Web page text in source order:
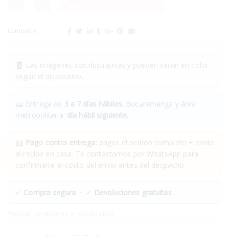
Compartir:
Entrega de 3 a 7 días hábiles. Bucaramanga y área
metropolitana: día hábil siguiente.
Pago contra entrega: pagas el pedido completo + envío
al recibir en casa. Te contactamos por WhatsApp para
confirmarte el costo del envío antes del despacho.
✓ Compra segura · ✓ Devoluciones gratuitas